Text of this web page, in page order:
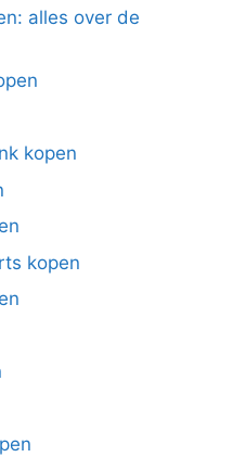
alles over de
kopen
kopen